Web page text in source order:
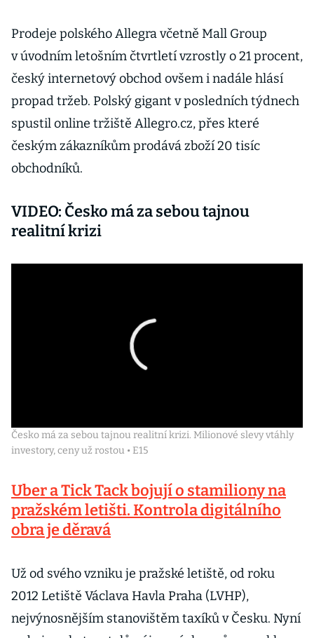
Prodeje polského Allegra včetně Mall Group
v úvodním letošním čtvrtletí vzrostly o 21 procent,
český internetový obchod ovšem i nadále hlásí
propad tržeb. Polský gigant v posledních týdnech
spustil online tržiště Allegro.cz, přes které
českým zákazníkům prodává zboží 20 tisíc
obchodníků.
VIDEO: Česko má za sebou tajnou
realitní krizi
Česko má za sebou tajnou realitní krizi. Milionové slevy vtáhly
investory, ceny už rostou • E15
Uber a Tick Tack bojují o stamiliony na
pražském letišti. Kontrola digitálního
obra je děravá
Už od svého vzniku je pražské letiště, od roku
2012 Letiště Václava Havla Praha (LVHP),
nejvýnosnějším stanovištěm taxíků v Česku. Nyní